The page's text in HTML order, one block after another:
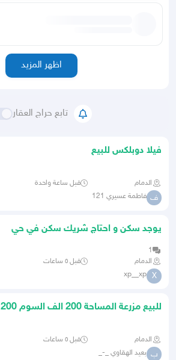
اظهر المزيد
تابع حراج العقار
فيلا دوبلكس للبيع
الدمام قبل ساعة واحدة
ف فاطمة عسيري 121
يوجد سكن و احتاج شريك سكن في حي
1
الدمام
قبل ٥ ساعات
X
xp__xp
للبيع مزرعة المساحة 200 الف السوم 200
الدمام قبل ٥ ساعات
ب بعيد الهقاوي _-_